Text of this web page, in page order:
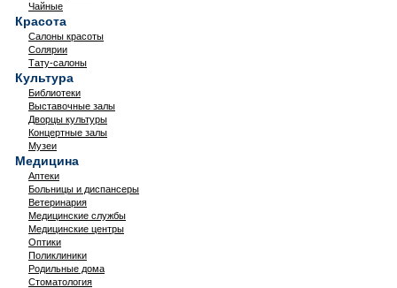
Чайные
Красота
Салоны красоты
Солярии
Тату-салоны
Культура
Библиотеки
Выставочные залы
Дворцы культуры
Концертные залы
Музеи
Медицина
Аптеки
Больницы и диспансеры
Ветеринария
Медицинские службы
Медицинские центры
Оптики
Поликлиники
Родильные дома
Стоматология